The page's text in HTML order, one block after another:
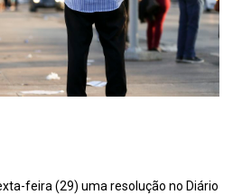
feira (29) uma resolução no Diário